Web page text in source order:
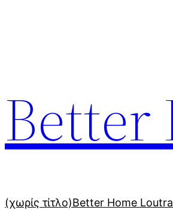
Better
(χωρίς τίτλο)Better Home